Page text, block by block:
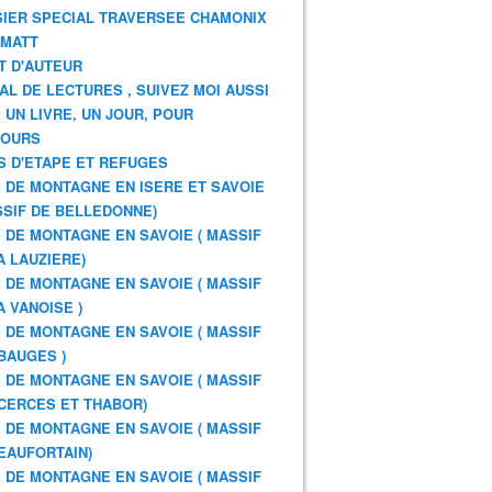
SPECIAL TRAVERSEE CHAMONIX
D'AUTEUR
DE LECTURES , SUIVEZ MOI AUSSI
UN LIVRE, UN JOUR, POUR
D'ETAPE ET REFUGES
DE MONTAGNE EN ISERE ET SAVOIE
DE BELLEDONNE)
DE MONTAGNE EN SAVOIE ( MASSIF
LAUZIERE)
DE MONTAGNE EN SAVOIE ( MASSIF
VANOISE )
DE MONTAGNE EN SAVOIE ( MASSIF
)
DE MONTAGNE EN SAVOIE ( MASSIF
ET THABOR)
DE MONTAGNE EN SAVOIE ( MASSIF
DE MONTAGNE EN SAVOIE ( MASSIF